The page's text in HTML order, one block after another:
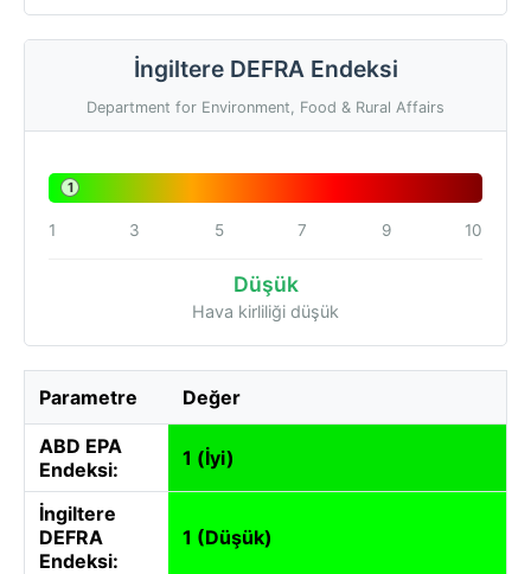
İngiltere DEFRA Endeksi
Department for Environment, Food & Rural Affairs
1
1 3 5 7 9 10
Düşük
Hava kirliliği düşük
Parametre Değer
ABD EPA
Endeksi:
1 (İyi)
İngiltere
DEFRA
Endeksi:
1 (Düşük)